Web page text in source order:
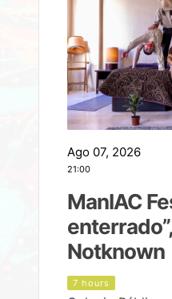
Ago 07, 2026
21:00
ManIAC
Notknown
7 hours